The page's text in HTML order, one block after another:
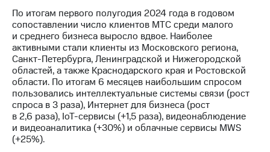
Новости
в
регионе
и акционерам
Корпоративное
управление
Корпоративный
секретарь
Раскрытие
По итогам первого полугодия 2024 года в годовом
сопоставлении число клиентов МТС среди малого
и среднего бизнеса выросло вдвое. Наиболее
активными стали клиенты из Московского региона,
Санкт-Петербурга, Ленинградской и Нижегородской
областей, а также Краснодарского края и Ростовской
области. По итогам 6 месяцев наибольшим спросом
пользовались интеллектуальные системы связи (рост
спроса в 3 раза), Интернет для бизнеса (рост
в 2,6 раза), IoT-сервисы (+1,5 раза), видеонаблюдение
и видеоаналитика (+30%) и облачные сервисы MWS
(+25%).